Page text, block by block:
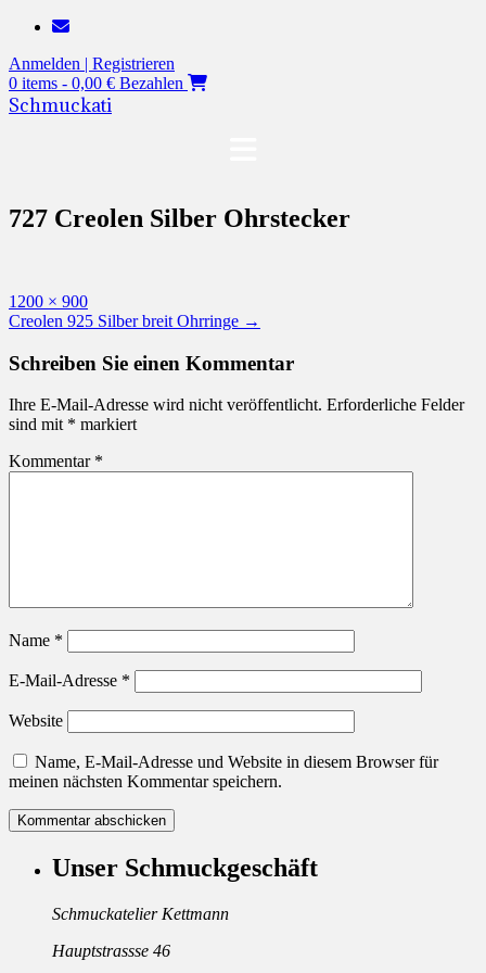
Zum
springen
Anmelden | Registrieren
0 items - 0,00 € Bezahlen
Schmuckati
727 Creolen Silber Ohrstecker
Originalgröße
1200 × 900
Beitragsnavigation
Creolen 925 Silber breit Ohrringe →
Schreiben Sie einen Kommentar
Ihre E-Mail-Adresse wird nicht veröffentlicht. Erforderliche Felder
sind mit * markiert
Kommentar *
Name *
E-Mail-Adresse *
Website
Name, E-Mail-Adresse und Website in diesem Browser für
meinen nächsten Kommentar speichern.
Unser Schmuckgeschäft
Schmuckatelier Kettmann
Hauptstrassse 46